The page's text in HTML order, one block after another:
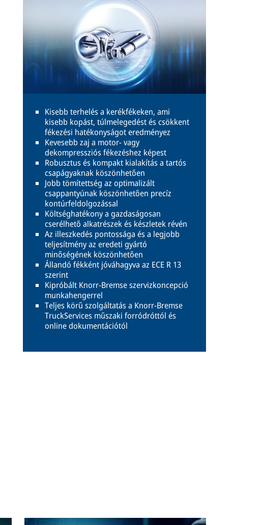
Kisebb terhelés a kerékfékeken, ami
kisebb kopást, túlmelegedést és csökkent
fékezési hatékonyságot eredményez
Kevesebb zaj a motor- vagy
dekompressziós fékezéshez képest
Robusztus és kompakt kialakítás a tartós
csapágyaknak köszönhetően
Jobb tömítettség az optimalizált
csappantyúnak köszönhetően precíz
kontúrfeldolgozással
Költséghatékony a gazdaságosan
cserélhető alkatrészek és készletek révén
Az illeszkedés pontossága és a legjobb
teljesítmény az eredeti gyártó
minőségének köszönhetően
Állandó fékként jóváhagyva az ECE R 13
szerint
Kipróbált Knorr-Bremse szervizkoncepció
munkahengerrel
Teljes körű szolgáltatás a Knorr-Bremse
TruckServices műszaki forródróttól és
online dokumentációtól